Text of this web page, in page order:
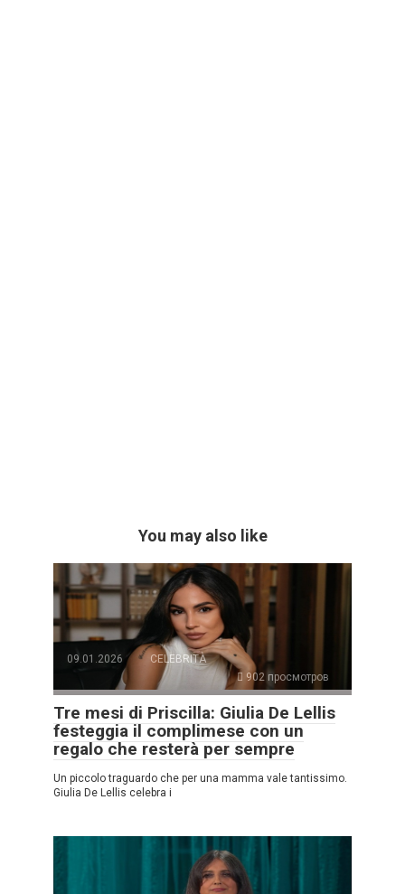
You may also like
09.01.2026
CELEBRITÀ
902 просмотров
Tre mesi di Priscilla: Giulia De Lellis
festeggia il complimese con un
regalo che resterà per sempre
Un piccolo traguardo che per una mamma vale tantissimo.
Giulia De Lellis celebra i